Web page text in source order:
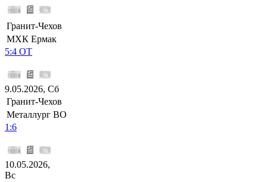
Гранит-Чехов
МХК Ермак
5:4 ОТ
9.05.2026, Сб
Гранит-Чехов
Металлург ВО
1:6
10.05.2026,
Вс